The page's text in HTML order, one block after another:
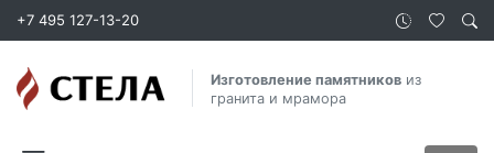
+7 495 127-13-20
Изготовление памятниковиз
гранита и мрамора